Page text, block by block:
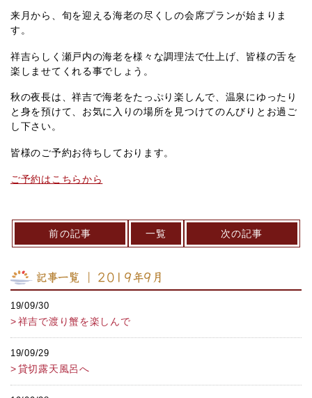
来月から、旬を迎える海老の尽くしの会席プランが始まりま
す。
祥吉らしく瀬戸内の海老を様々な調理法で仕上げ、皆様の舌を
楽しませてくれる事でしょう。
秋の夜長は、祥吉で海老をたっぷり楽しんで、温泉にゆったり
と身を預けて、お気に入りの場所を見つけてのんびりとお過ご
し下さい。
皆様のご予約お待ちしております。
ご予約はこちらから
前の記事 一覧 次の記事
記事一覧 ｜ 2019年9月
19/09/30
祥吉で渡り蟹を楽しんで
19/09/29
貸切露天風呂へ